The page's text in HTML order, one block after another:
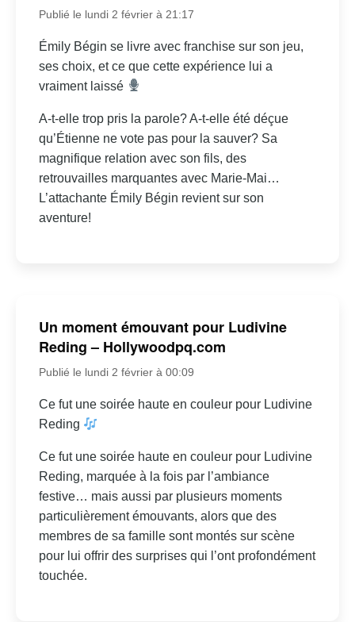
Publié le lundi 2 février à 21:17
Émily Bégin se livre avec franchise sur son jeu,
ses choix, et ce que cette expérience lui a
vraiment laissé
A-t-elle trop pris la parole? A-t-elle été déçue
qu’Étienne ne vote pas pour la sauver? Sa
magnifique relation avec son fils, des
retrouvailles marquantes avec Marie-Mai…
L’attachante Émily Bégin revient sur son
aventure!
Un moment émouvant pour Ludivine
Reding – Hollywoodpq.com
Publié le lundi 2 février à 00:09
Ce fut une soirée haute en couleur pour Ludivine
Reding
Ce fut une soirée haute en couleur pour Ludivine
Reding, marquée à la fois par l’ambiance
festive… mais aussi par plusieurs moments
particulièrement émouvants, alors que des
membres de sa famille sont montés sur scène
pour lui offrir des surprises qui l’ont profondément
touchée.